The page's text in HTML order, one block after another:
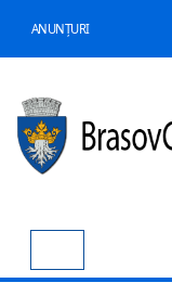
ANUNȚURI